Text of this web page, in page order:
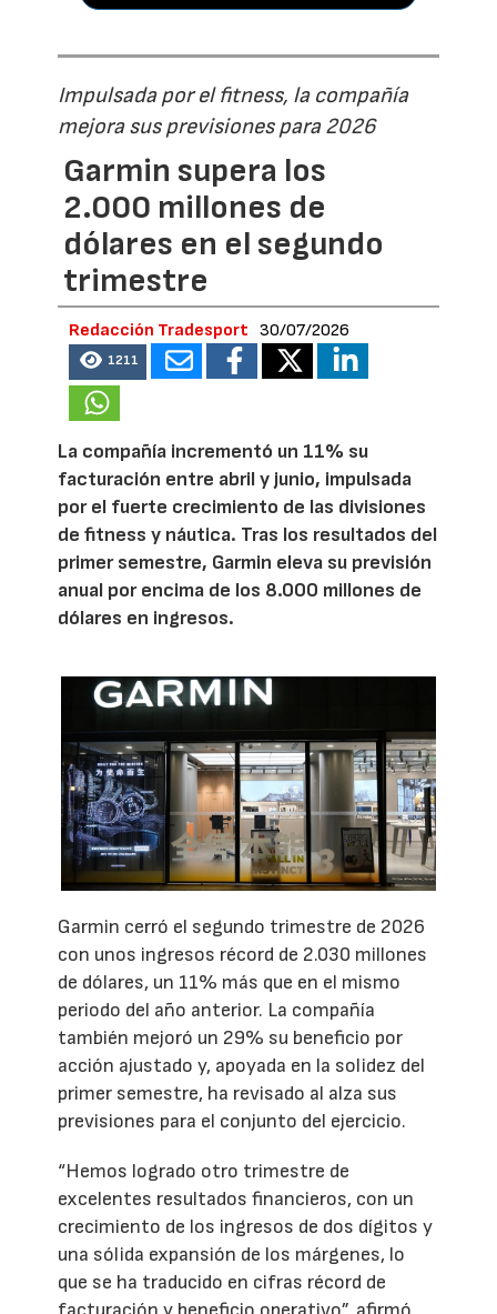
Impulsada por el fitness, la compañía
mejora sus previsiones para 2026
Garmin supera los
2.000 millones de
dólares en el segundo
trimestre
Redacción Tradesport 30/07/2026
1211
La compañía incrementó un 11% su
facturación entre abril y junio, impulsada
por el fuerte crecimiento de las divisiones
de fitness y náutica. Tras los resultados del
primer semestre, Garmin eleva su previsión
anual por encima de los 8.000 millones de
dólares en ingresos.
Garmin cerró el segundo trimestre de 2026
con unos ingresos récord de 2.030 millones
de dólares, un 11% más que en el mismo
periodo del año anterior. La compañía
también mejoró un 29% su beneficio por
acción ajustado y, apoyada en la solidez del
primer semestre, ha revisado al alza sus
previsiones para el conjunto del ejercicio.
“Hemos logrado otro trimestre de
excelentes resultados financieros, con un
crecimiento de los ingresos de dos dígitos y
una sólida expansión de los márgenes, lo
que se ha traducido en cifras récord de